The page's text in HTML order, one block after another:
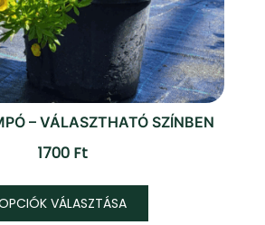
– VÁLASZTHATÓ SZÍNBEN
1700 Ft
VÁLASZTÁSA
Ennek